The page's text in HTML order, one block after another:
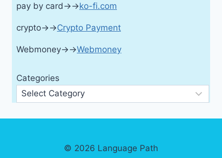
pay by card→→ko-fi.com
crypto→→Crypto Payment
Webmoney→→Webmoney
Categories
© 2026 Language Path